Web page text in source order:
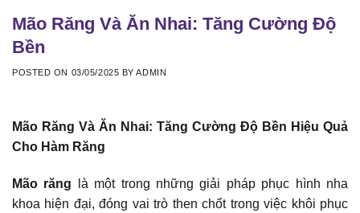
Mão Răng Và Ăn Nhai: Tăng Cường Độ
Bền
POSTED ON 03/05/2025 BYADMIN
Mão Răng Và Ăn Nhai: Tăng Cường Độ Bền Hiệu Quả
Cho Hàm Răng
Mão răng là một trong những giải pháp phục hình nha
khoa hiện đại, đóng vai trò then chốt trong việc khôi phục